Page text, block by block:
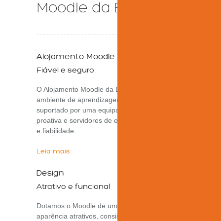
dinâmicos e motivadores no
sugestões para tirar o melhor
Aprenda com
Moodle da ED-ROM!
Alojamento Moodle
Fiável e seguro
O Alojamento Moodle da ED-ROM garante um
ambiente de aprendizagem seguro e estável
suportado por uma equipa técnica experiente e
proativa e servidores de elevado desempenho
e fiabilidade.
Leia mais
Design
Atrativo e funcional
Dotamos o Moodle de um tema, imagem e
aparência atrativos, consistente com a sua